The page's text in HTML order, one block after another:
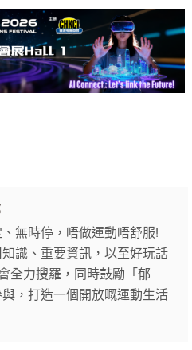
無時停，唔做運動唔舒服!
識、重要資訊，以至好玩話
全力搜羅，同時鼓勵「郁
與，打造一個開放嘅運動生活